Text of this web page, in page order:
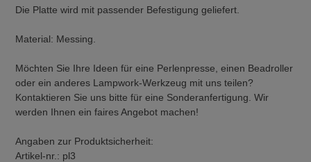
Die Platte wird mit passender Befestigung geliefert.
Material: Messing.
Möchten Sie Ihre Ideen für eine Perlenpresse, einen Beadroller
oder ein anderes Lampwork-Werkzeug mit uns teilen?
Kontaktieren Sie uns bitte für eine Sonderanfertigung. Wir
werden Ihnen ein faires Angebot machen!
Angaben zur Produktsicherheit:
Artikel-nr.: pl3